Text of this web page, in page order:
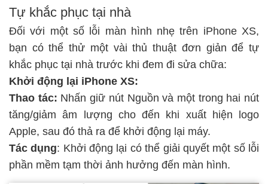
Tự khắc phục tại nhà
Đối với một số lỗi màn hình nhẹ trên iPhone XS,
bạn có thể thử một vàithủ thuật đơn giảnđể tự
khắc phục tại nhà trước khi đem đi sửa chữa:
Khởi động lại iPhone XS:
Thao tác: Nhấn giữ nút Nguồn và một trong hai nút
tăng/giảm âm lượng cho đến khi xuất hiện logo
Apple, sau đó thả ra để khởi động lại máy.
Tác dụng: Khởi động lại có thể giải quyết một số lỗi
phần mềm tạm thời ảnh hưởng đến màn hình.